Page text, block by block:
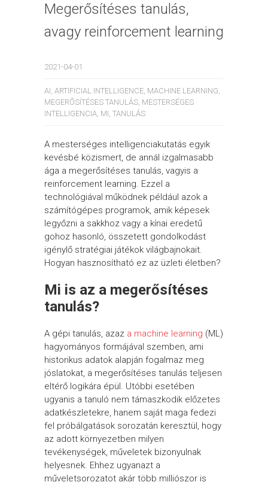
Megerősítéses tanulás,
avagy reinforcement learning
2021-04-01
AI ARTIFICIAL INTELLIGENCE MACHINE LEARNING
MEGERŐSÍTÉSES TANULÁS MESTERSÉGES
INTELLIGENCIA MI TANULÁS
A mesterséges intelligenciakutatás egyik
kevésbé közismert, de annál izgalmasabb
ága a megerősítéses tanulás, vagyis a
reinforcement learning. Ezzel a
technológiával működnek például azok a
számítógépes programok, amik képesek
legyőzni a sakkhoz vagy a kínai eredetű
gohoz hasonló, összetett gondolkodást
igénylő stratégiai játékok világbajnokait.
Hogyan hasznosítható ez az üzleti életben?
Mi is az a megerősítéses
tanulás?
A gépi tanulás, azaz a machine learning (ML)
hagyományos formájával szemben, ami
historikus adatok alapján fogalmaz meg
jóslatokat, a megerősítéses tanulás teljesen
eltérő logikára épül. Utóbbi esetében
ugyanis a tanuló nem támaszkodik előzetes
adatkészletekre, hanem saját maga fedezi
fel próbálgatások sorozatán keresztül, hogy
az adott környezetben milyen
tevékenységek, műveletek bizonyulnak
helyesnek. Ehhez ugyanazt a
műveletsorozatot akár több milliószor is